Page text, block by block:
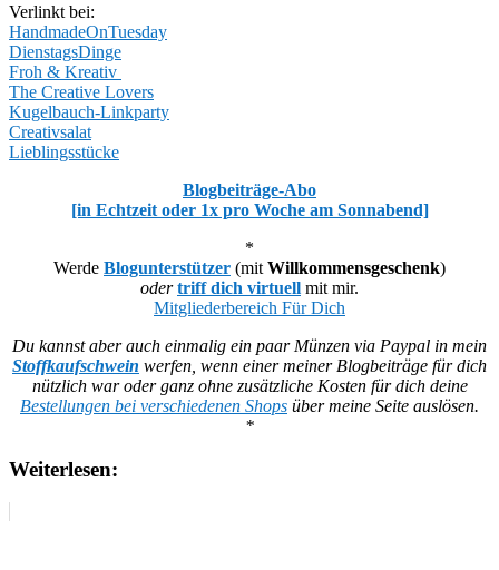
Verlinkt bei:
HandmadeOnTuesday
DienstagsDinge
Froh & Kreativ
The Creative Lovers
Kugelbauch-Linkparty
Creativsalat
Lieblingsstücke
Blogbeiträge-Abo
[in Echtzeit oder 1x pro Woche am Sonnabend]
*
Werde Blogunterstützer (mit Willkommensgeschenk)
oder triff dich virtuell mit mir.
Mitgliederbereich Für Dich
Du kannst aber auch einmalig ein paar Münzen via Paypal in mein
Stoffkaufschwein werfen, wenn einer meiner Blogbeiträge für dich
nützlich war oder ganz ohne zusätzliche Kosten für dich deine
Bestellungen bei verschiedenen Shops über meine Seite auslösen.
*
Weiterlesen: